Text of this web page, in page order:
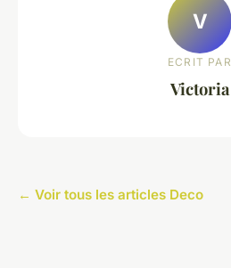
V
ECRIT PAR
Victoria
← Voir tous les articles Deco